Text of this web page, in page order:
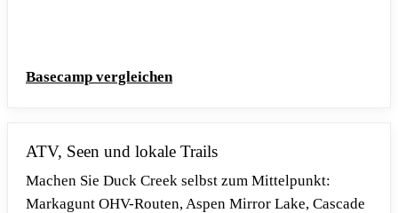
Basecamp vergleichen
ATV, Seen und lokale Trails
Machen Sie Duck Creek selbst zum Mittelpunkt:
Markagunt OHV-Routen, Aspen Mirror Lake, Cascade